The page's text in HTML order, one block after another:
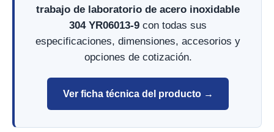
trabajo de laboratorio de acero inoxidable
304 YR06013-9 con todas sus
especificaciones, dimensiones, accesorios y
opciones de cotización.
Ver ficha técnica del producto →